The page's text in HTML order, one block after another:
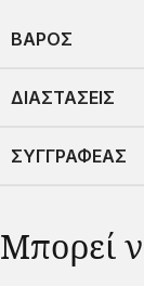
ΒΆΡΟΣ
ΔΙΑΣΤΆΣΕΙΣ
ΣΥΓΓΡΑΦΈΑΣ
Μπορεί